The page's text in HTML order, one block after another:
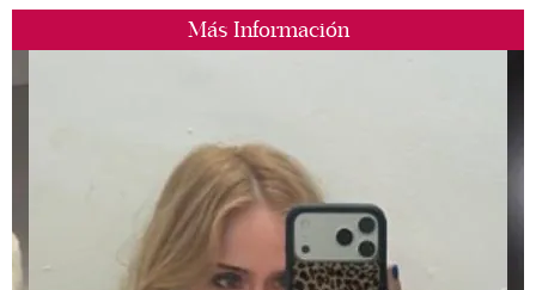
Más Información